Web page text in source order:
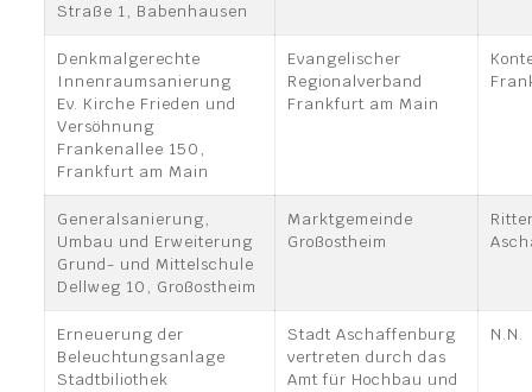
Straße 1, Babenhausen
Denkmalgerechte
Innenraumsanierung
Ev. Kirche Frieden und
Versöhnung
Frankenallee 150,
Frankfurt am Main
Evangelischer
Regionalverband
Frankfurt am Main
Generalsanierung,
Umbau und Erweiterung
Grund- und Mittelschule
Dellweg 10, Großostheim
Marktgemeinde
Großostheim
Erneuerung der
Beleuchtungsanlage
Stadtbiliothek
Stadt Aschaffenburg
vertreten durch das
Amt für Hochbau und
N.N.